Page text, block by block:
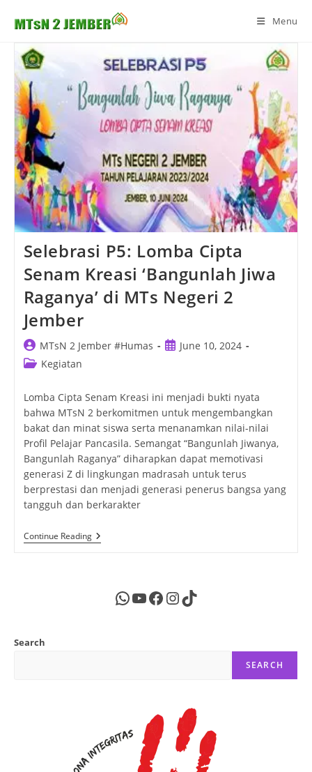
content
Menu
Selebrasi P5: Lomba Cipta
Senam Kreasi ‘Bangunlah Jiwa
Raganya’ di MTs Negeri 2
Jember
Post
author:
MTsN 2 Jember #Humas
PostJune 10, 2024
PostKegiatan
Lomba Cipta Senam Kreasi ini menjadi bukti nyata
bahwa MTsN 2 berkomitmen untuk mengembangkan
bakat dan minat siswa serta menanamkan nilai-nilai
Profil Pelajar Pancasila. Semangat “Bangunlah Jiwanya,
Bangunlah Raganya” diharapkan dapat memotivasi
generasi Z di lingkungan madrasah untuk terus
berprestasi dan menjadi generasi penerus bangsa yang
tangguh dan berkarakter
Continue ReadingSelebrasi
P5:
Kreasi
‘Bangunlah
WhatsApp
YouTube
Facebook
Instagram
TikTok
Search
SEARCH